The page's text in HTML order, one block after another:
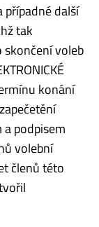
případné další
tak
skončení voleb
konání
podpisem
volební
členů této